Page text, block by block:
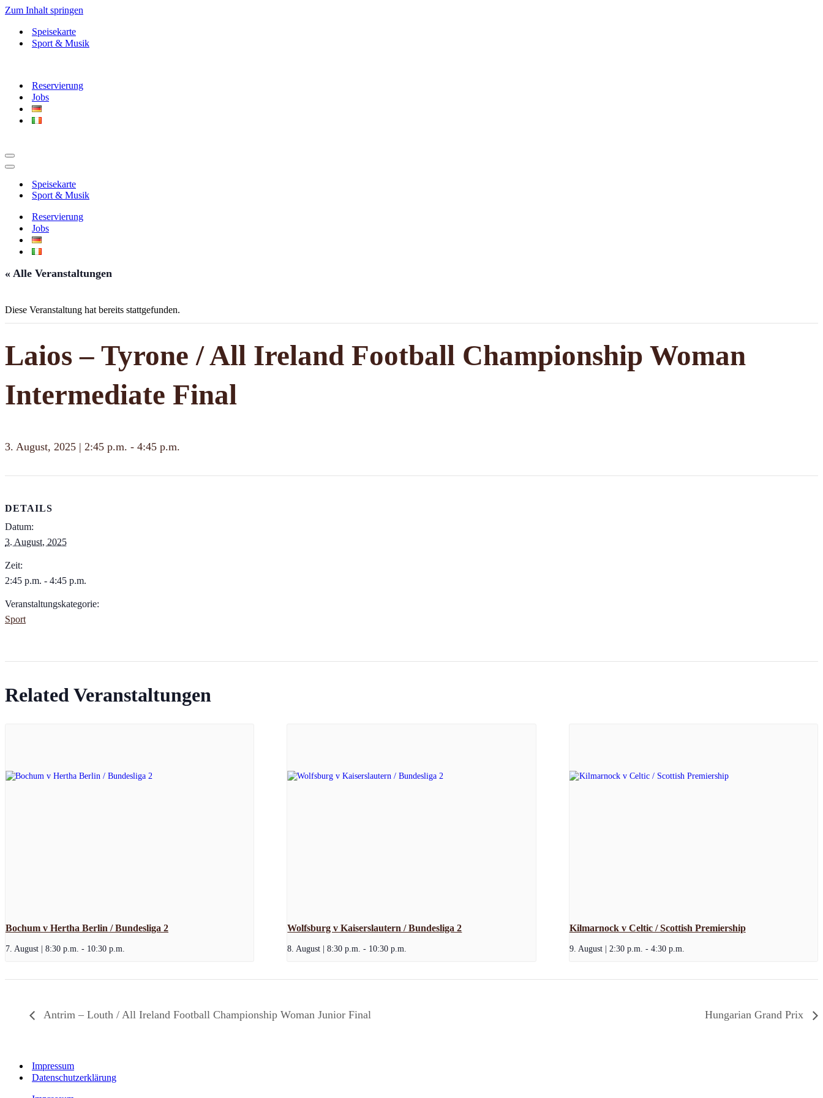
Zum Inhalt springen
Speisekarte
Sport & Musik
Reservierung
Jobs
Navigationsmenü
Navigationsmenü
Speisekarte
Sport & Musik
Reservierung
Jobs
« Alle Veranstaltungen
Diese Veranstaltung hat bereits stattgefunden.
Laios – Tyrone / All Ireland Football Championship Woman
Intermediate Final
3. August, 2025 | 2:45 p.m. - 4:45 p.m.
DETAILS
Datum:
3. August, 2025
Zeit:
2:45 p.m. - 4:45 p.m.
Veranstaltungskategorie:
Sport
Related Veranstaltungen
Bochum v Hertha Berlin / Bundesliga 2
7. August | 8:30 p.m. - 10:30 p.m.
Wolfsburg v Kaiserslautern / Bundesliga 2
8. August | 8:30 p.m. - 10:30 p.m.
Kilmarnock v Celtic / Scottish Premiership
9. August | 2:30 p.m. - 4:30 p.m.
Antrim – Louth / All Ireland Football Championship Woman Junior Final Hungarian Grand Prix
Impressum
Datenschutzerklärung